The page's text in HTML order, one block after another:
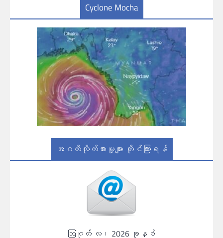
Cyclone Mocha
အဂတိလိုက်စားမှုများ တိုင်ကြားရန်
ဩဂုတ် လ၊ 2026 ခုနှစ်